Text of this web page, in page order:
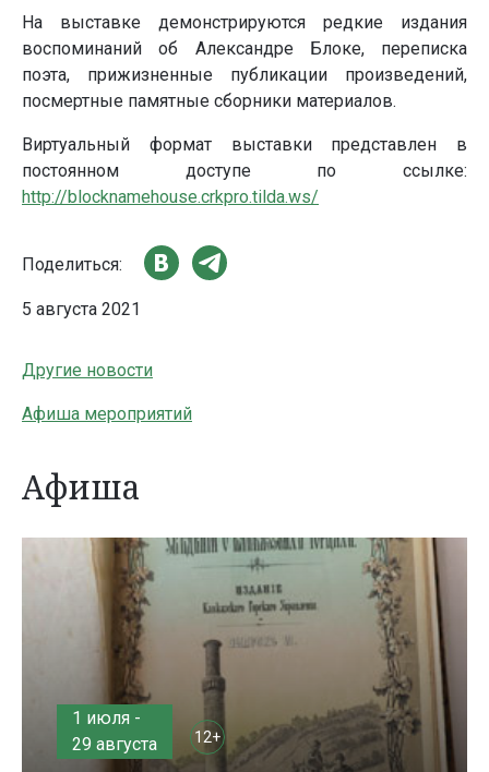
На выставке демонстрируются редкие издания
воспоминаний об Александре Блоке, переписка
поэта, прижизненные публикации произведений,
посмертные памятные сборники материалов.
Виртуальный формат выставки представлен в
постоянном доступе по ссылке:
http://blocknamehouse.crkpro.tilda.ws/
Поделиться:
5 августа 2021
Другие новости
Афиша мероприятий
Афиша
1 июля -
29 августа
12+